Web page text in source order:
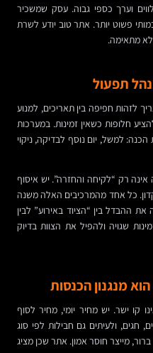
וערך כספי גבוה. עסק שמשכיר
פשוט יותר. אתר טוב יודע לשרת
לא מתאימה.
תפעול
לזהות חפיפה בין תאריכים, למנוע
חלופות כשאין זמינות. במערכות
למשל, יום נוסף לבדיקה, ניקוי
רק “לקיחה והחזרה”. יש איסוף
כל אחד מהמרכיבים האלה משנה
ההבדל בין “הציוד באירוע” לבין
שגויה ולהפיל את הצוות בדיוק
מנגנון הכנסות
ישר. יש מחיר יומי, מחיר לסוף
חגים, ולעיתים גם חבילות לפי סוג
מייצר חוסר אמון. אתר שכן מציג